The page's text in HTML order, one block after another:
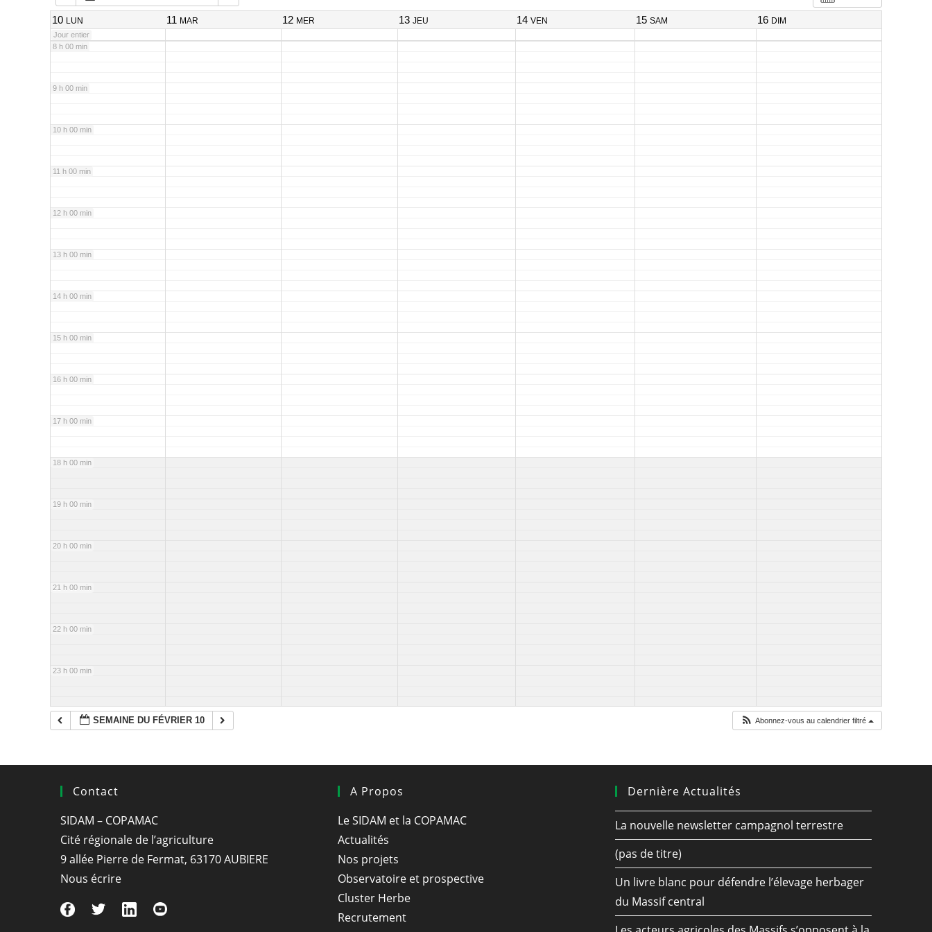
10 LUN 11 MAR 12 MER 13 JEU 14 VEN 15 SAM 16 DIM
Jour entier
7 h 00 min
8 h 00 min
9 h 00 min
10 h 00 min
11 h 00 min
12 h 00 min
13 h 00 min
14 h 00 min
15 h 00 min
16 h 00 min
17 h 00 min
18 h 00 min
19 h 00 min
20 h 00 min
21 h 00 min
22 h 00 min
23 h 00 min
SEMAINE DU FÉVRIER 10 Abonnez-vous au calendrier filtré
Contact
SIDAM – COPAMAC
Cité régionale de l’agriculture
9 allée Pierre de Fermat, 63170 AUBIERE
Nous écrire
A Propos
Le SIDAM et la COPAMAC
Actualités
Nos projets
Observatoire et prospective
Cluster Herbe
Recrutement
Dernière Actualités
La nouvelle newsletter campagnol terrestre
(pas de titre)
Un livre blanc pour défendre l’élevage herbager
du Massif central